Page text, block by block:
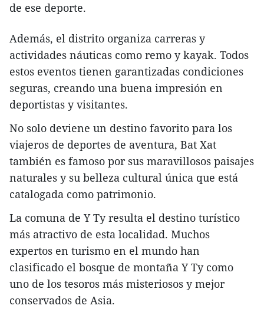
de ese deporte.
Además, el distrito organiza carreras y
actividades náuticas como remo y kayak. Todos
estos eventos tienen garantizadas condiciones
seguras, creando una buena impresión en
deportistas y visitantes.
No solo deviene un destino favorito para los
viajeros de deportes de aventura, Bat Xat
también es famoso por sus maravillosos paisajes
naturales y su belleza cultural única que está
catalogada como patrimonio.
La comuna de Y Ty resulta el destino turístico
más atractivo de esta localidad. Muchos
expertos en turismo en el mundo han
clasificado el bosque de montaña Y Ty como
uno de los tesoros más misteriosos y mejor
conservados de Asia.